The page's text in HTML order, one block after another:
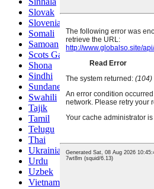
Slovak
Slovenian
Somali
Samoan
Scots Gaelic
Shona
Sindhi
Sundanese
Swahili
Tajik
Tamil
Telugu
Thai
Ukrainian
Urdu
Uzbek
Vietnamese